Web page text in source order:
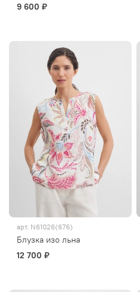
9 600 ₽
арт. N61026(676)
Блузка изо льна
12 700 ₽